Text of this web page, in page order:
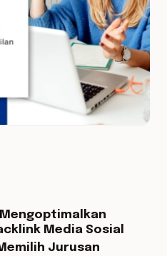
Media Sosial
Jurusan